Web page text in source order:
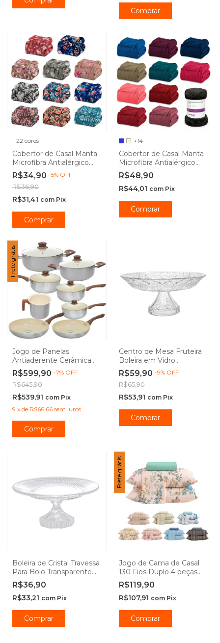
Comprar
22 cores
Cobertor de Casal Manta
Microfibra Antialérgico
1,80 x 2,20m Floral -
Camesa
R$34,90 -5% OFF
R$36,90
R$31,41 com Pix
Comprar
+14
Cobertor de Casal Manta
Microfibra Antialérgico
1,80 x 2,20m - Camesa
R$48,90
R$44,01 com Pix
Comprar
Frete grátis
Jogo de Panelas
Antiaderente Cerâmica
de Indução New York 8
Peças - Casambiente
R$599,90 -7% OFF
R$645,90
R$539,91 com Pix
9 x de R$66,66 sem juros
Centro de Mesa Fruteira
Boleira em Vidro
Transparente Málaga
30cm - Lehaví
R$59,90 -9% OFF
R$65,90
R$53,91 com Pix
Boleira de Cristal Travessa
Para Bolo Transparente
Renaissance - Lyor
R$36,90
R$33,21 com Pix
Frete grátis
Jogo de Cama de Casal
130 Fios Duplo 4 peças
Camesa
R$119,90
R$107,91 com Pix
Comprar